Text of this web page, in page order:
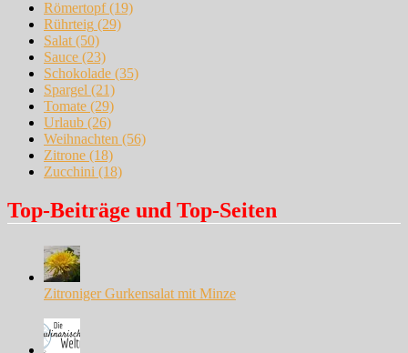
Römertopf(19)
Rührteig (29)
Salat (50)
Sauce (23)
Schokolade (35)
Spargel (21)
Tomate (29)
Urlaub (26)
Weihnachten (56)
Zitrone (18)
Zucchini (18)
Top-Beiträge und Top-Seiten
Zitroniger Gurkensalat mit Minze